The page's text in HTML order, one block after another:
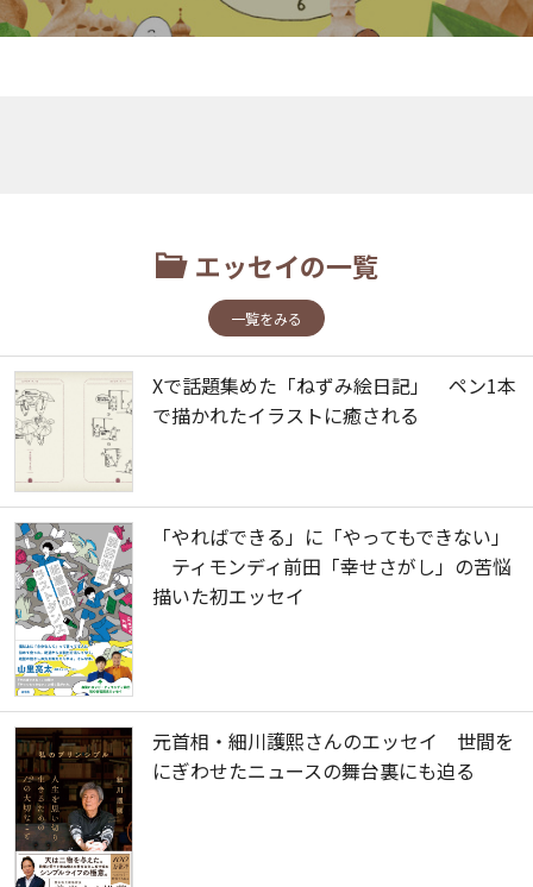
エッセイの一覧
一覧をみる
Xで話題集めた「ねずみ絵日記」 ペン1本
で描かれたイラストに癒される
「やればできる」に「やってもできない」
ティモンディ前田「幸せさがし」の苦悩
描いた初エッセイ
元首相・細川護熙さんのエッセイ 世間を
にぎわせたニュースの舞台裏にも迫る